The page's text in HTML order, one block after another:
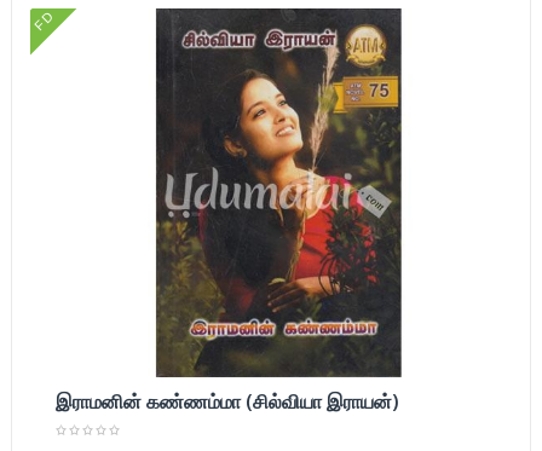
FD
இராமனின் கண்ணம்மா (சில்வியா இராயன்)